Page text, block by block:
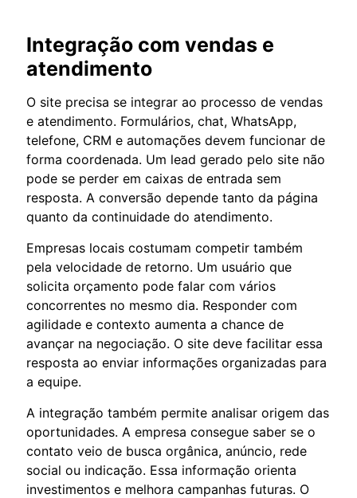
Integração com vendas e
atendimento
O site precisa se integrar ao processo de vendas
e atendimento. Formulários, chat, WhatsApp,
telefone, CRM e automações devem funcionar de
forma coordenada. Um lead gerado pelo site não
pode se perder em caixas de entrada sem
resposta. A conversão depende tanto da página
quanto da continuidade do atendimento.
Empresas locais costumam competir também
pela velocidade de retorno. Um usuário que
solicita orçamento pode falar com vários
concorrentes no mesmo dia. Responder com
agilidade e contexto aumenta a chance de
avançar na negociação. O site deve facilitar essa
resposta ao enviar informações organizadas para
a equipe.
A integração também permite analisar origem das
oportunidades. A empresa consegue saber se o
contato veio de busca orgânica, anúncio, rede
social ou indicação. Essa informação orienta
investimentos e melhora campanhas futuras. O